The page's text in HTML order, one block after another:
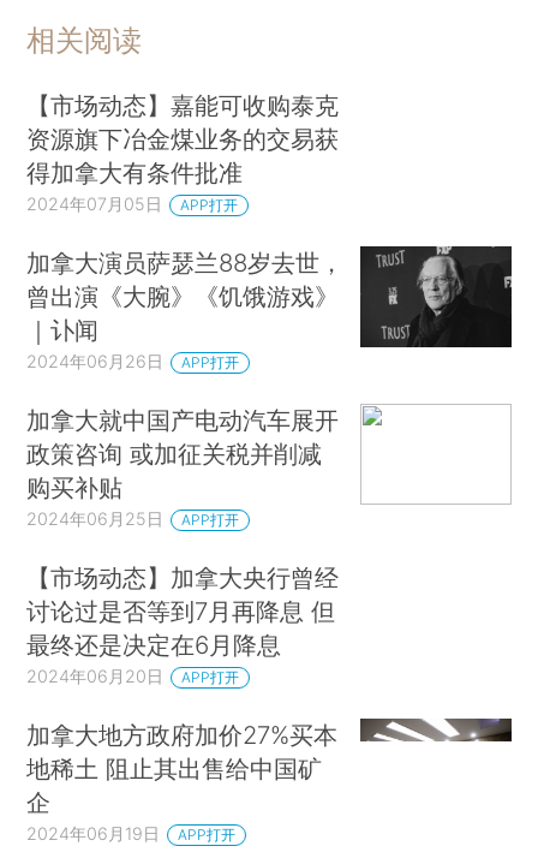
相关阅读
【市场动态】嘉能可收购泰克
资源旗下冶金煤业务的交易获
得加拿大有条件批准
2024年07月05日 APP打开
加拿大演员萨瑟兰88岁去世，
曾出演《大腕》《饥饿游戏》
｜讣闻
2024年06月26日 APP打开
加拿大就中国产电动汽车展开
政策咨询 或加征关税并削减
购买补贴
2024年06月25日 APP打开
【市场动态】加拿大央行曾经
讨论过是否等到7月再降息 但
最终还是决定在6月降息
2024年06月20日 APP打开
加拿大地方政府加价27%买本
地稀土 阻止其出售给中国矿
企
2024年06月19日 APP打开